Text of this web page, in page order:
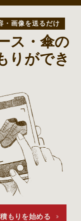
・画像を送るだけ
ス・傘の
りができ
もりを始める
舗の合鍵
自
・バイクの合
ダーキー